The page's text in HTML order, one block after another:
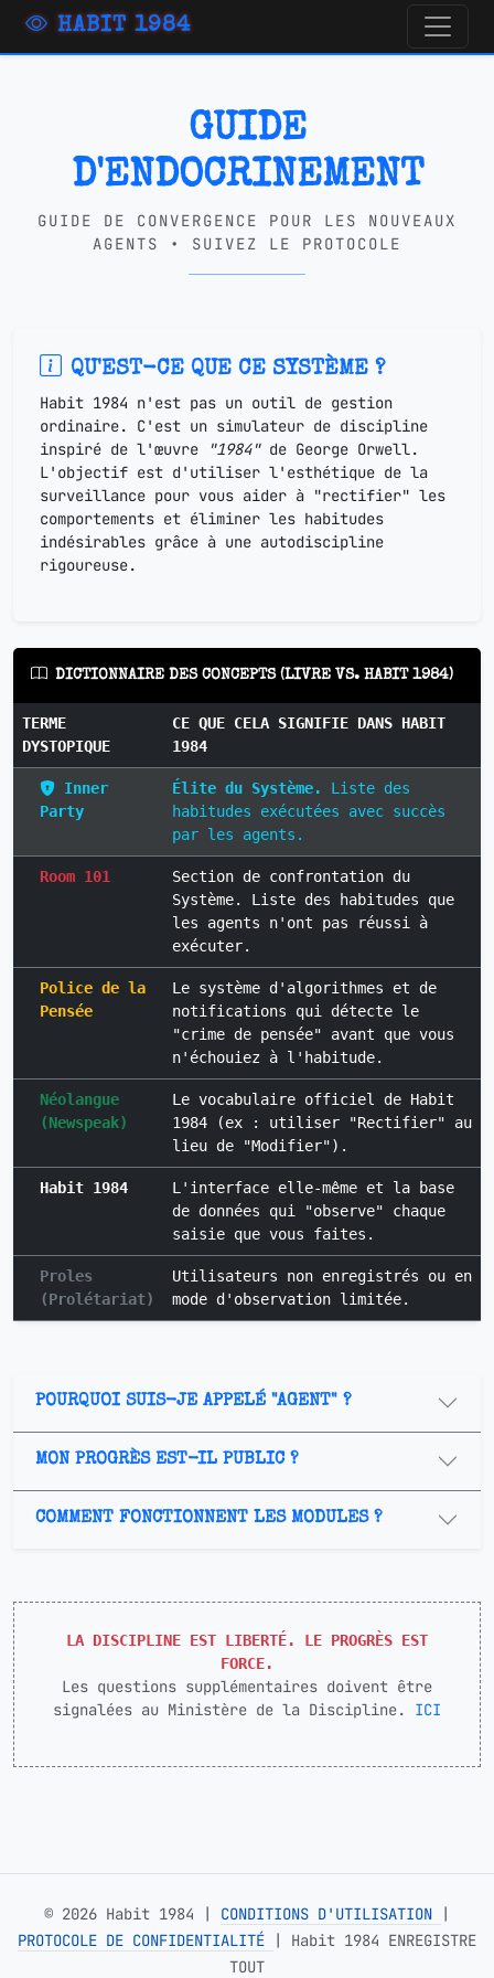
HABIT 1984
GUIDE
D'ENDOCRINEMENT
GUIDE DE CONVERGENCE POUR LES NOUVEAUX
AGENTS • SUIVEZ LE PROTOCOLE
QU'EST-CE QUE CE SYSTÈME ?
Habit 1984 n'est pas un outil de gestion
ordinaire. C'est un simulateur de discipline
inspiré de l'œuvre
"1984"de George Orwell.
L'objectif est d'utiliser l'esthétique de la
surveillance pour vous aider à "rectifier" les
comportements et éliminer les habitudes
indésirables grâce à une autodiscipline
rigoureuse.
DICTIONNAIRE DES CONCEPTS (LIVRE VS. HABIT 1984)
TERME
DYSTOPIQUE
CE QUE CELA SIGNIFIE DANS HABIT
1984
Inner
Party
Élite du Système.
Liste des
habitudes exécutées avec succès
par les agents.
Room 101
Section de confrontation du
Système. Liste des habitudes que
les agents n'ont pas réussi à
exécuter.
Police de la
Pensée
Le système d'algorithmes et de
notifications qui détecte le
"crime de pensée" avant que vous
n'échouiez à l'habitude.
Néolangue
(Newspeak)
Le vocabulaire officiel de Habit
1984 (ex : utiliser "Rectifier" au
lieu de "Modifier").
Habit 1984
L'interface elle-même et la base
de données qui "observe" chaque
saisie que vous faites.
Proles
(Prolétariat)
Utilisateurs non enregistrés ou en
mode d'observation limitée.
POURQUOI SUIS-JE APPELÉ "AGENT" ?
MON PROGRÈS EST-IL PUBLIC ?
COMMENT FONCTIONNENT LES MODULES ?
LA DISCIPLINE EST LIBERTÉ. LE PROGRÈS EST
FORCE.
Les questions supplémentaires doivent être
signalées au Ministère de la Discipline. ICI
© 2026 Habit 1984 | CONDITIONS D'UTILISATION
|
PROTOCOLE DE CONFIDENTIALITÉ
| Habit 1984 ENREGISTRE
TOUT